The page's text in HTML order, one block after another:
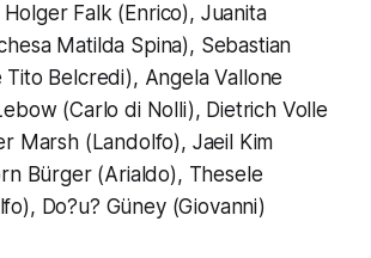
Holger Falk (Enrico), Juanita
Matilda Spina), Sebastian
Tito Belcredi), Angela Vallone
(Carlo di Nolli), Dietrich Volle
Marsh (Landolfo), Jaeil Kim
Bürger (Arialdo), Thesele
Do?u? Güney (Giovanni)